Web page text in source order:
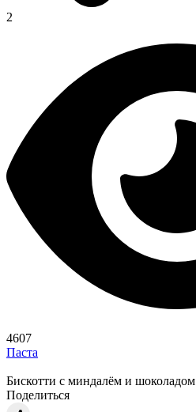
2
4607
Паста
Бискотти с миндалём и шоколадом
Поделиться